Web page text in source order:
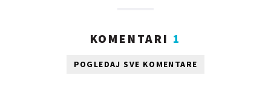
KOMENTARI 1
POGLEDAJ SVE KOMENTARE